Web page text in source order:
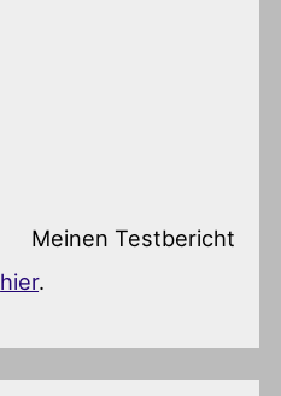
Meinen Testbericht
hier.